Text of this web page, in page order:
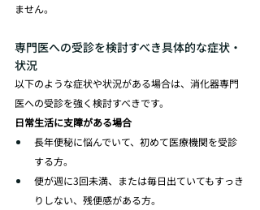
ません。
専門医への受診を検討すべき具体的な症状・
状況
以下のような症状や状況がある場合は、消化器専門
医への受診を強く検討すべきです。
日常生活に支障がある場合
長年便秘に悩んでいて、初めて医療機関を受診
する方。
便が週に3回未満、または毎日出ていてもすっき
りしない、残便感がある方。